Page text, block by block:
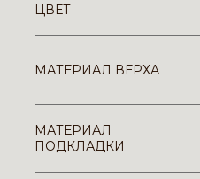
ЦВЕТ
МАТЕРИАЛ ВЕРХА
МАТЕРИАЛ
ПОДКЛАДКИ